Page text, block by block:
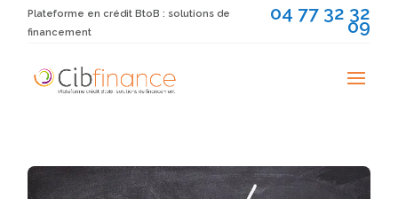
Plateforme en crédit BtoB : solutions de
financement
04 77 32 32
09